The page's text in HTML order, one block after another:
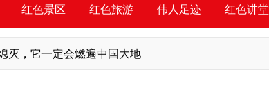
红色景区 红色旅游 伟人足迹 红色讲堂
灭，它一定会燃遍中国大地